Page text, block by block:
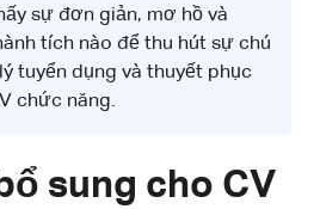
sự đơn giản, mơ hồ và
tích nào để thu hút sự chú
tuyển dụng và thuyết phục
chức năng.
sung cho CV